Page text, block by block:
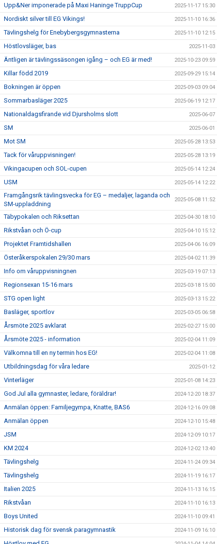
Upp&Ner imponerade på Maxi Haninge TruppCup 2025-11-17 15:30
Nordiskt silver till EG Vikings! 2025-11-10 16:36
Tävlingshelg för Enebybergsgymnasterna 2025-11-10 12:15
Höstlovsläger, bas 2025-11-03
Äntligen är tävlingssäsongen igång – och EG är med! 2025-10-23 09:59
Killar född 2019 2025-09-29 15:14
Bokningen är öppen 2025-09-03 09:04
Sommarbasläger 2025 2025-06-19 12:17
Nationaldagsfirande vid Djursholms slott 2025-06-07
SM 2025-06-01
Mot SM 2025-05-28 13:53
Tack för våruppvisningen! 2025-05-28 13:19
Vikingacupen och SOL-cupen 2025-05-14 12:24
USM 2025-05-14 12:22
Framgångsrik tävlingsvecka för EG – medaljer, laganda och
SM-uppladdning
2025-05-08 11:52
Täbypokalen och Riksettan 2025-04-30 18:10
Rikstvåan och Ö-cup 2025-04-10 15:12
Projektet Framtidshallen 2025-04-06 16:09
Österåkerspokalen 29/30 mars 2025-04-02 11:39
Info om våruppvisningnen 2025-03-19 07:13
Regionsexan 15-16 mars 2025-03-18 15:00
STG open light 2025-03-13 15:22
Basläger, sportlov 2025-03-05 06:58
Årsmöte 2025 avklarat 2025-02-27 15:00
Årsmöte 2025 - information 2025-02-04 11:09
Välkomna till en ny termin hos EG! 2025-02-04 11:08
Utbildningsdag för våra ledare 2025-01-12
Vinterläger 2025-01-08 14:23
God Jul alla gymnaster, ledare, föräldrar! 2024-12-20 18:37
Anmälan öppen: Familjegympa, Knatte, BAS6 2024-12-16 09:08
Anmälan öppen 2024-12-10 15:48
JSM 2024-12-09 10:17
KM 2024 2024-12-02 13:40
Tävlingshelg 2024-11-24 09:34
Tävlingshelg 2024-11-19 16:17
Italien 2025 2024-11-13 16:15
Rikstvåan 2024-11-10 16:13
Boys United 2024-11-10 09:41
Historisk dag för svensk paragymnastik 2024-11-09 16:10